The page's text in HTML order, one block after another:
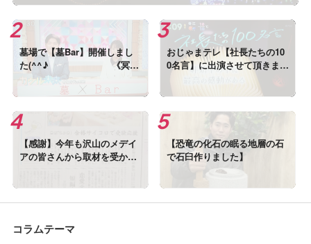
墓場で【墓Bar】開催しまし
た(^^♪ 《冥界
と現世のあいだにあるバー》
おじゃまテレ【社長たちの10
0名言】に出演させて頂きまし
【感謝】今年も沢山のメデイ
アの皆さんから取材を受かま
【恐竜の化石の眠る地層の石
で石臼作りました】
コラムテーマ